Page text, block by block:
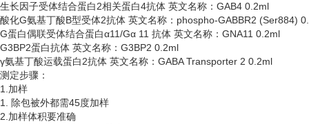
生长因子受体结合蛋白2相关蛋白4抗体 英文名称：GAB4 0.2ml
酸化G氨基丁酸B型受体2抗体 英文名称：phospho-GABBR2 (Ser884)
G蛋白偶联受体结合蛋白α11/Gα 11 抗体 英文名称：GNA11 0.2ml
G3BP2蛋白抗体 英文名称：G3BP2 0.2ml
γ氨基丁酸运载蛋白2抗体 英文名称：GABA Transporter 2 0.2ml
测定步骤：
1.加样
1. 除包被外都需45度加样
2.加样体积要准确